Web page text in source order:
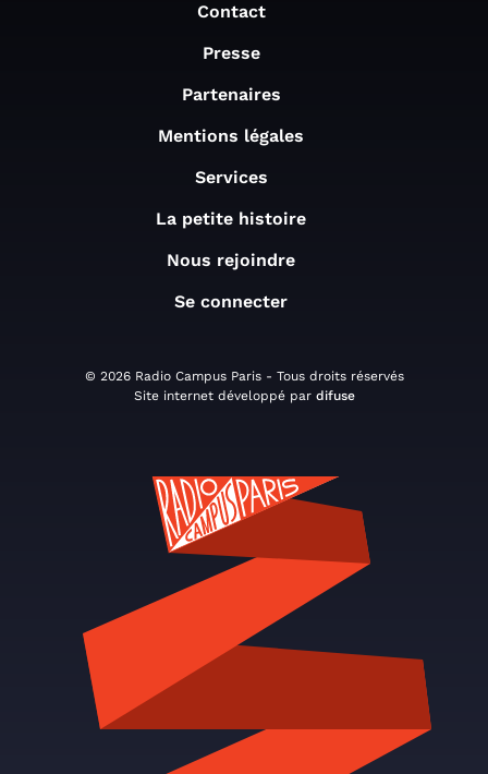
Contact
Presse
Partenaires
Mentions légales
Services
La petite histoire
Nous rejoindre
Se connecter
© 2026 Radio Campus Paris - Tous droits réservés
Site internet développé par difuse